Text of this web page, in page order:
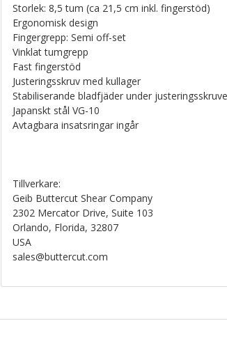
Storlek: 8,5 tum (ca 21,5 cm inkl. fingerstöd)
Ergonomisk design
Fingergrepp: Semi off-set
Vinklat tumgrepp
Fast fingerstöd
Justeringsskruv med kullager
Stabiliserande bladfjäder under
Japanskt stål VG-10
Avtagbara insatsringar ingår
Tillverkare:
Geib Buttercut Shear Company
2302 Mercator Drive, Suite 103
Orlando, Florida, 32807
USA
sales@buttercut.com